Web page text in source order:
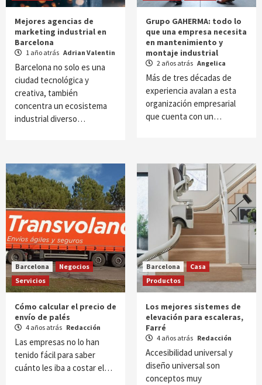
Mejores agencias de
marketing industrial en
Barcelona
1 año atrás Adrian Valentin
Barcelona no solo es una
ciudad tecnológica y
creativa, también
concentra un ecosistema
industrial diverso…
Grupo GAHERMA: todo lo
que una empresa necesita
en mantenimiento y
montaje industrial
2 años atrás Angelica
Más de tres décadas de
experiencia avalan a esta
organización empresarial
que cuenta con un…
Barcelona
Negocios
Servicios
Cómo calcular el precio de
envío de palés
4 años atrás Redacción
Las empresas no lo han
tenido fácil para saber
cuánto les iba a costar el…
Barcelona
Casa
Productos
Los mejores sistemes de
elevación para escaleras,
Farré
4 años atrás Redacción
Accesibilidad universal y
diseño universal son
conceptos muy